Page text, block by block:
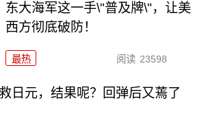
东大海军这一手\"普及牌\"，让美
西方彻底破防！
最热 阅读 23598
日元，结果呢？回弹后又蔫了